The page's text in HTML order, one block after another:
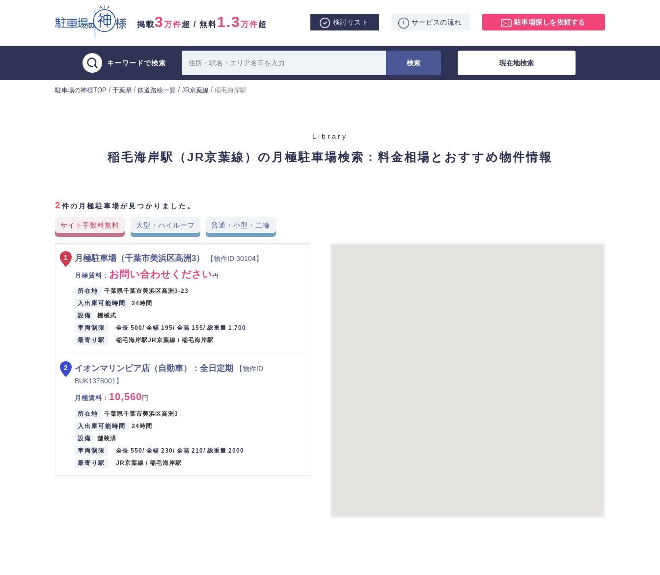
掲載3万件超 / 無料1.3万件超 検討リスト サービスの流れ 駐車場探しを依頼する
キーワードで検索 現在地検索
駐車場の神様TOP / 千葉県 / 鉄道路線一覧 / JR京葉線 / 稲毛海岸駅
Library
稲毛海岸駅（JR京葉線）の月極駐車場検索： 料金相場とおすすめ物件情報
2 件の月極駐車場が見つかりました。
サイト手数料無料 大型・ハイルーフ 普通・小型・二輪
月極駐車場（千葉市美浜区高洲3） 【物件ID 30104】
月極賃料 ： お問い合わせください 円
所在地
千葉県千葉市美浜区高洲3-23
入出庫可能時間
24時間
設備
機械式
車両制限
全長 500/ 全幅 195/ 全高 155/ 総重量 1,700
最寄り駅
稲毛海岸駅JR京葉線 / 稲毛海岸駅
1
イオンマリンピア店（自動車）：全日定期
【物件ID
BUK1378001】
月極賃料 ： 10,560 円
所在地
千葉県千葉市美浜区高洲3
入出庫可能時間
24時間
設備
舗装済
車両制限
全長 550/ 全幅 230/ 全高 210/ 総重量 2000
最寄り駅
JR京葉線 / 稲毛海岸駅
2